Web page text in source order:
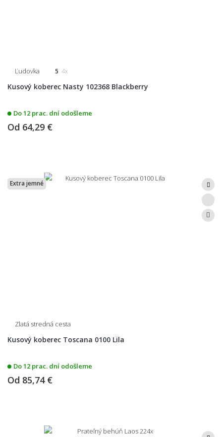
Ľudovka 5 4x
Kusový koberec Nasty 102368 Blackberry
Do 12 prac. dní odošleme
Od 64,29 €
Extra jemné
Zlatá stredná cesta
Kusový koberec Toscana 0100 Lila
Do 12 prac. dní odošleme
Od 85,74 €